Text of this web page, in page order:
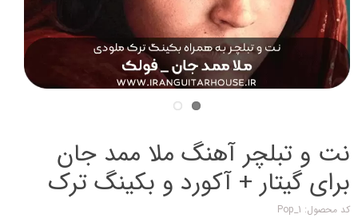
نت و تبلچر آهنگ ملا ممد جان
برای گیتار + آکورد و بکینگ ترک
کد محصول: Pop_1